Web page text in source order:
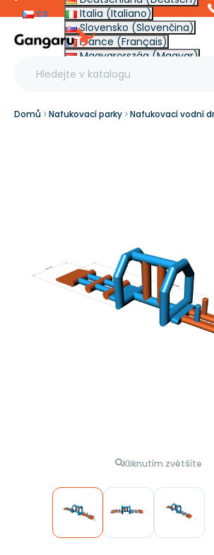
cs
Italia (Italiano)
Slovensko (Slovenčina)
France (Français)
Magyarország (Magyar)
Other (English €)
Domů Nafukovací parky Nafukovací vodní
Kliknutím zvětšíte